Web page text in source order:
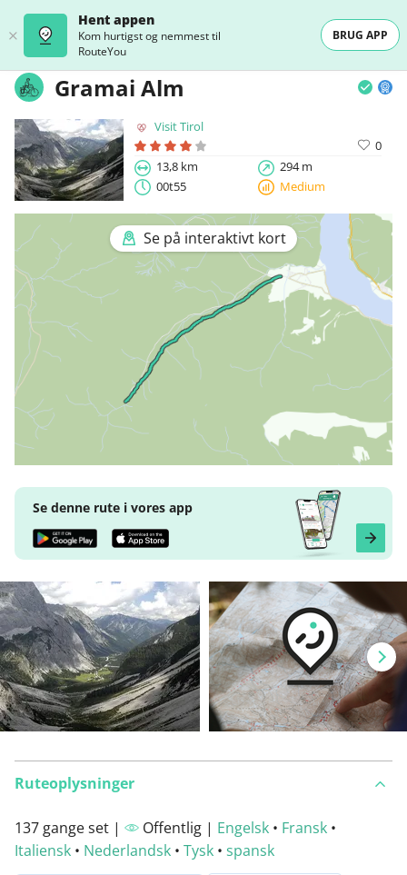
Hent appen
Kom hurtigst og nemmest til
RouteYou
BRUG APP
Gramai Alm
Visit Tirol
0
13,8 km
294 m
00t55
Medium
Se på interaktivt kort
Se denne rute i vores app
Ruteoplysninger
137 gange set | Offentlig | Engelsk • Fransk •
Italiensk • Nederlandsk • Tysk • spansk